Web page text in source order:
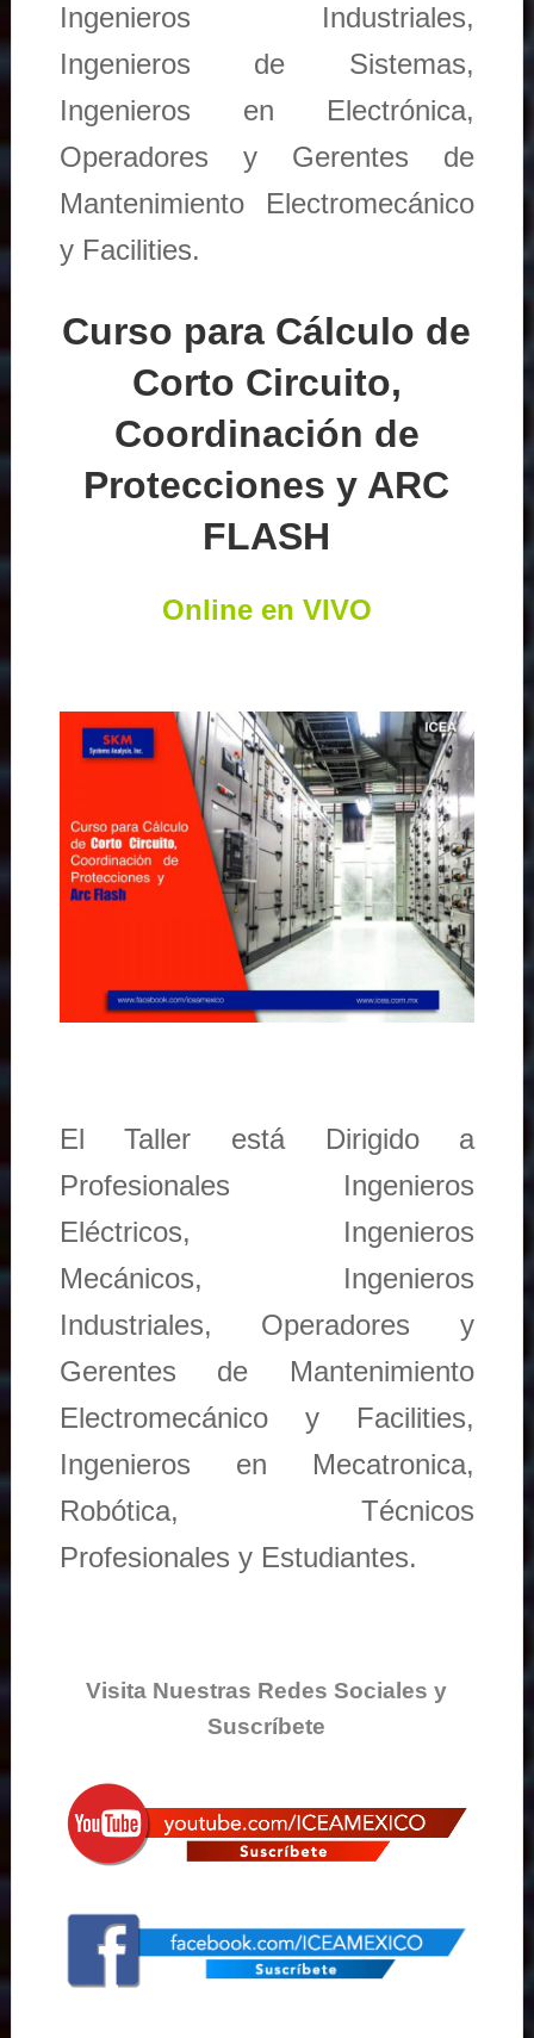
Ingenieros Industriales,
Ingenieros de Sistemas,
Ingenieros en Electrónica,
Operadores y Gerentes de
Mantenimiento Electromecánico
y Facilities.
Curso para Cálculo de
Corto Circuito,
Coordinación de
Protecciones y ARC
FLASH
Online en VIVO
El Taller está Dirigido a
Profesionales Ingenieros
Eléctricos, Ingenieros
Mecánicos, Ingenieros
Industriales, Operadores y
Gerentes de Mantenimiento
Electromecánico y Facilities,
Ingenieros en Mecatronica,
Robótica, Técnicos
Profesionales y Estudiantes.
Visita Nuestras Redes Sociales y
Suscríbete